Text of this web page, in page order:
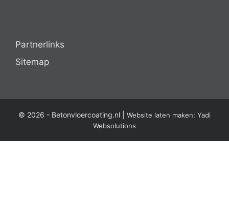
Partnerlinks
Sitemap
© 2026 - Betonvloercoating.nl Website laten maken: Yadi
Websolutions